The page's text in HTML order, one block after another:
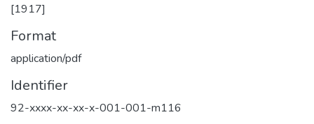
[1917]
Format
application/pdf
Identifier
92-xxxx-xx-xx-x-001-001-m116